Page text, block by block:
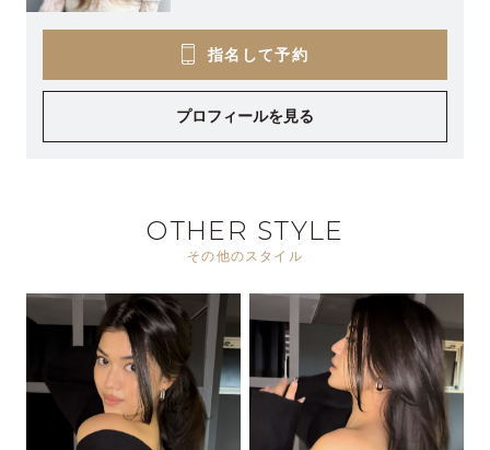
指名して予約
プロフィールを見る
OTHER STYLE
その他のスタイル